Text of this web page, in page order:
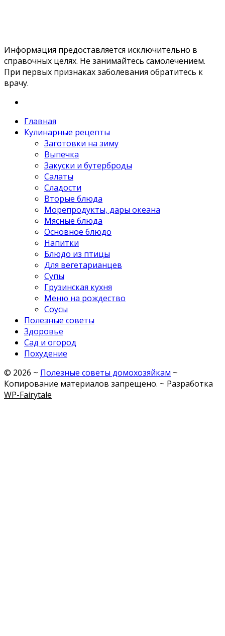
Информация предоставляется исключительно в
справочных целях. Не занимайтесь самолечением.
При первых признаках заболевания обратитесь к
врачу.
Главная
Кулинарные рецепты
Заготовки на зиму
Выпечка
Закуски и бутерброды
Салаты
Сладости
Вторые блюда
Морепродукты, дары океана
Мясные блюда
Основное блюдо
Напитки
Блюдо из птицы
Для вегетарианцев
Супы
Грузинская кухня
Меню на рождество
Соусы
Полезные советы
Здоровье
Сад и огород
Похудение
© 2026 ~ Полезные советы домохозяйкам ~
Копирование материалов запрещено. ~ Разработка
WP-Fairytale